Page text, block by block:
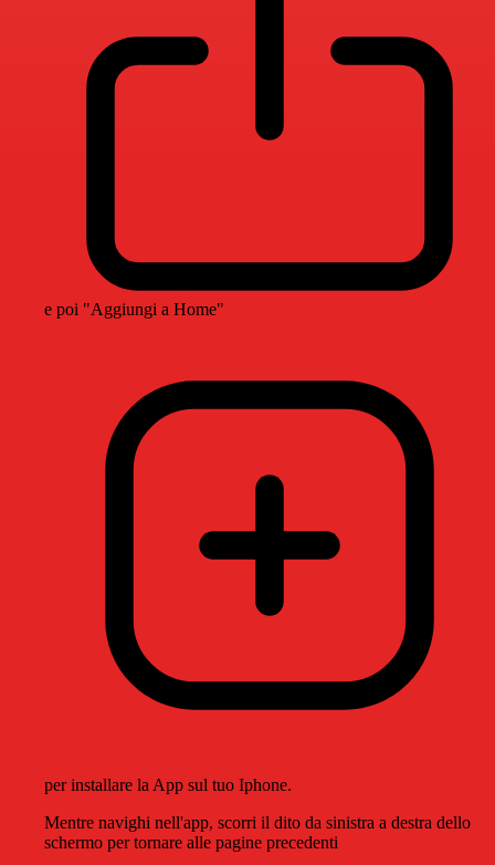
e poi "Aggiungi a Home"
per installare la App sul tuo Iphone.
Mentre navighi nell'app, scorri il dito da sinistra a destra dello
schermo per tornare alle pagine precedenti